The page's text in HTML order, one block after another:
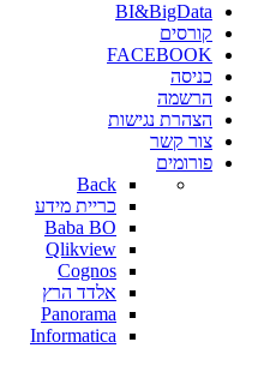
BI&BigData
קורסים
FACEBOOK
כניסה
הרשמה
הצהרת נגישות
צור קשר
פורומים
Back
כריית מידע
Baba BO
Qlikview
Cognos
אלדד הרץ
Panorama
Informatica